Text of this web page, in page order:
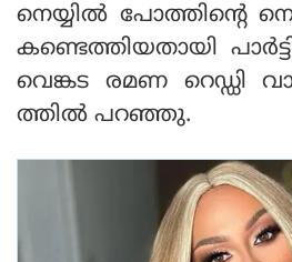
നെയ്യില്‍ പോത്തിന്റെ
കണ്ടെത്തിയതായി
വെങ്കട രമണ റെഡ്ഡി
ത്തില്‍ പറഞ്ഞു.